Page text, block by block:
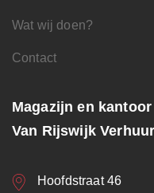
Wat wij doen?
Contact
Magazijn en kantoor
Van Rijswijk
Hoofdstraat 46